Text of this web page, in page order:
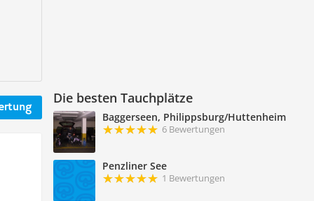
Die besten Tauchplätze
Baggerseen, Philippsburg/Huttenheim
6 Bewertungen
Penzliner See
1 Bewertungen